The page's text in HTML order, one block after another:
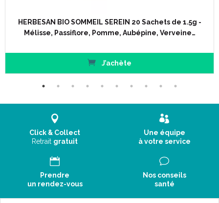
HERBESAN BIO SOMMEIL SEREIN 20 Sachets de 1.5g -
Mélisse, Passiflore, Pomme, Aubépine, Verveine…
J’achète
Click & Collect
Retrait gratuit
Une équipe
à votre service
Prendre
un rendez-vous
Nos conseils
santé